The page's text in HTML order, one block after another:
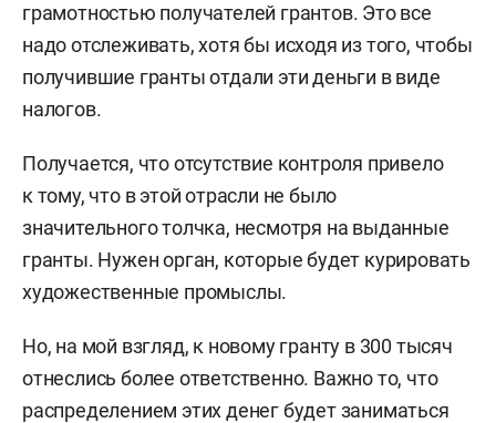
грамотностью получателей грантов. Это все
надо отслеживать, хотя бы исходя из того, чтобы
получившие гранты отдали эти деньги в виде
налогов.
Получается, что отсутствие контроля привело
к тому, что в этой отрасли не было
значительного толчка, несмотря на выданные
гранты. Нужен орган, которые будет курировать
художественные промыслы.
Но, на мой взгляд, к новому гранту в 300 тысяч
отнеслись более ответственно. Важно то, что
распределением этих денег будет заниматься